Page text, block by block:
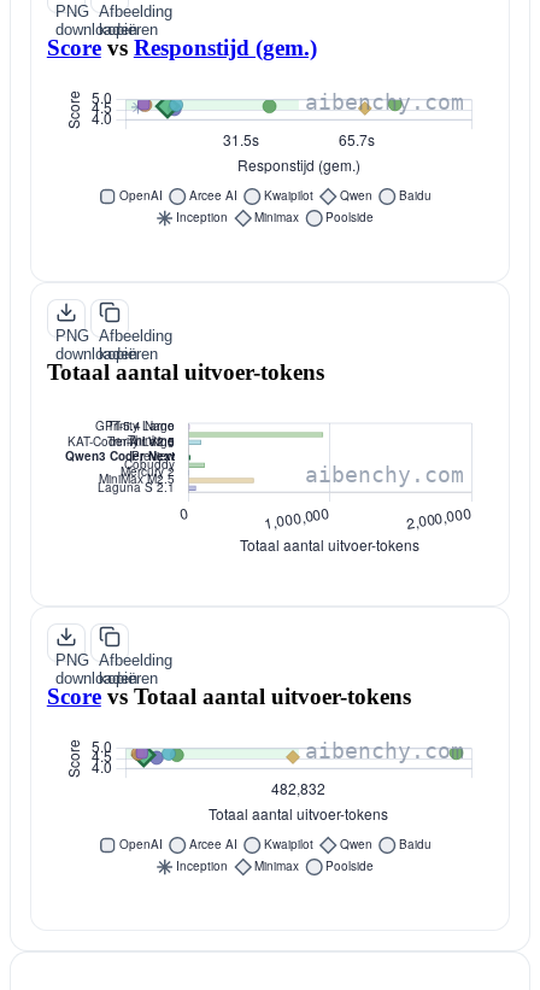
PNG
downloaden
Afbeelding
kopiëren
Score vs Responstijd (gem.)
PNG
downloaden
Afbeelding
kopiëren
Totaal aantal uitvoer-tokens
PNG
downloaden
Afbeelding
kopiëren
Score vsTotaal aantal uitvoer-tokens